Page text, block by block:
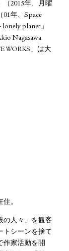
（2015年、月曜
年、Space
planet」
Nagasawa
WORKS」は大
。
の人々」を観客
トシーンを捨て
作家活動を開